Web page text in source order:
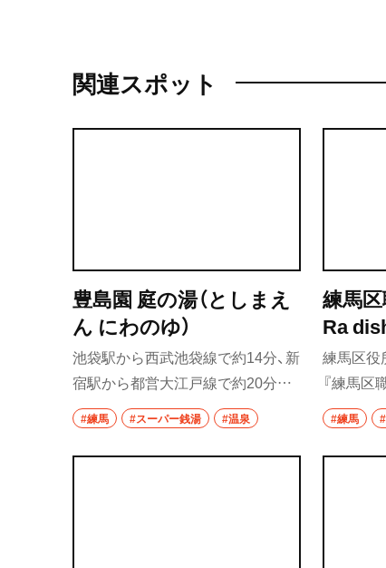
関連スポット
豊島園 庭の湯（としまえ
ん にわのゆ）
池袋駅から西武池袋線で約14分、新
宿駅から都営大江戸線で約20分。
『豊島園 庭の湯』は都心からのアク
セスもよい日帰り温泉施設。天然
温泉を注ぐ露天風呂や高濃度炭酸
#練馬 #スーパー銭湯 #温泉
練馬
Ra
いん
っしゅ
練馬区役
『練馬区
dish』。“
の人も利
豚汁定食
#練馬